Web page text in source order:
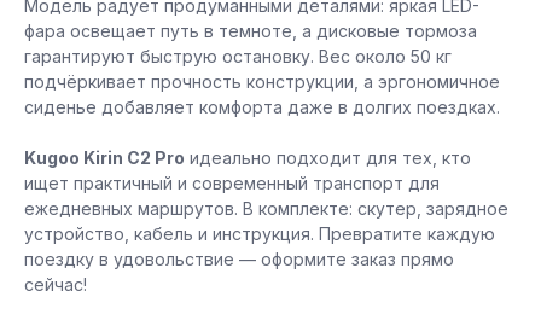
Модель радует продуманными деталями: яркая LED-
фара освещает путь в темноте, а дисковые тормоза
гарантируют быструю остановку. Вес около 50 кг
подчёркивает прочность конструкции, а эргономичное
сиденье добавляет комфорта даже в долгих поездках.
Kugoo Kirin C2 Pro идеально подходит для тех, кто
ищет практичный и современный транспорт для
ежедневных маршрутов. В комплекте: скутер, зарядное
устройство, кабель и инструкция. Превратите каждую
поездку в удовольствие — оформите заказ прямо
сейчас!